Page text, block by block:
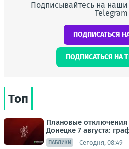
Подписывайтесь на
Telegram
ПОДПИСАТЬСЯ
ПОДПИСАТЬСЯ НА
Топ
Плановые отключения
Донецке 7 августа:
ПАБЛИКИ Сегодня, 08:49